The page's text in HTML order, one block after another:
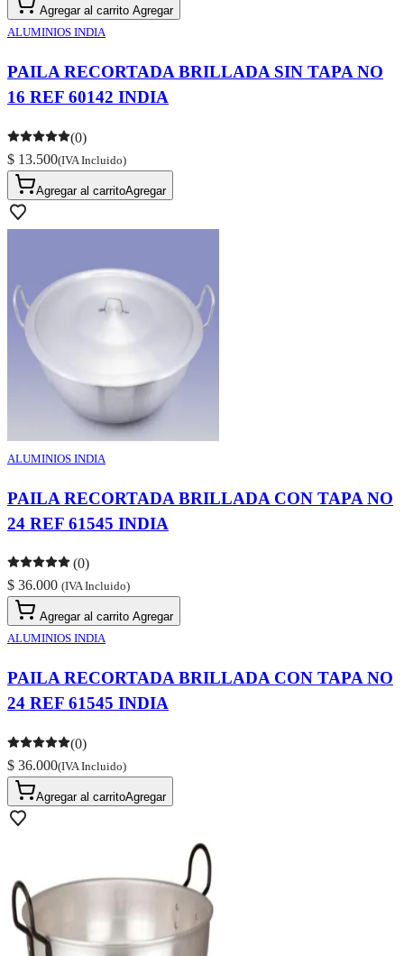
Agregar al carrito Agregar
ALUMINIOS INDIA
PAILA RECORTADA BRILLADA SIN TAPA NO
16 REF 60142 INDIA
(0)
$ 13.500(IVA Incluido)
Agregar al carritoAgregar
ALUMINIOS INDIA
PAILA RECORTADA BRILLADA CON TAPA NO
24 REF 61545 INDIA
(0)
$ 36.000 (IVA Incluido)
Agregar al carrito Agregar
ALUMINIOS INDIA
PAILA RECORTADA BRILLADA CON TAPA NO
24 REF 61545 INDIA
(0)
$ 36.000(IVA Incluido)
Agregar al carritoAgregar